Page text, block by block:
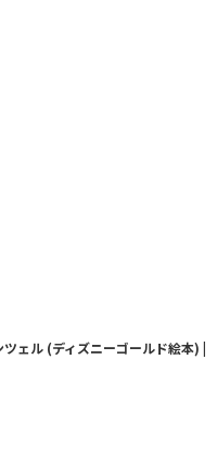
ェル (ディズニーゴールド絵本) |